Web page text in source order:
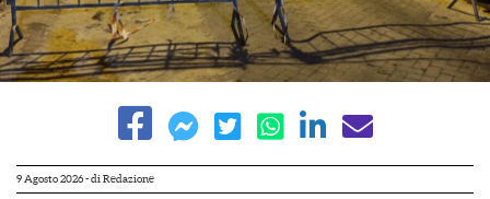
9 Agosto 2026- di Redazione